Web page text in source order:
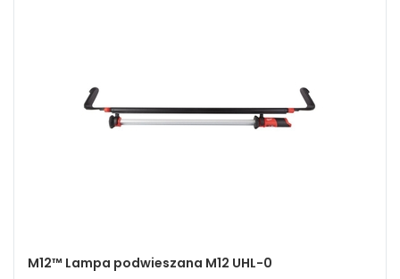
M12™ Lampa podwieszana M12 UHL-0